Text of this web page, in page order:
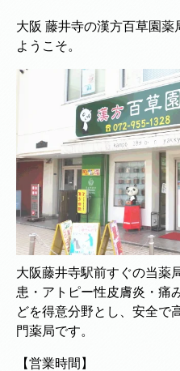
大阪 藤井寺の漢方百草園薬
ようこそ。
大阪藤井寺駅前すぐの当薬
患・アトピー性皮膚炎・痛
どを得意分野とし、安全で
門薬局です。
【営業時間】